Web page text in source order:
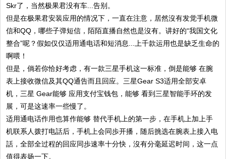
Skr了，当然极果君没有车...告别。
但是在极果君安装应用的情况下，一直在注意，居然沒有发觉手机微
信和QQ，哪些子弹短信，陌陌直播自然也是沒有。讲好的“我国文化
整合”呢？假如仅仅适用通电话和短消息...上千款运用也是缺乏生命的
啊喂！
但是，倘若你恰好考虑，有一款三星手机这一标准，倒是能够 在腕
表上接收微信及其QQ通告而且回应。三星Gear S3适用全部安卓
机，三星 Gear能够 应用支付宝钱包，能够 看到三星智能手环的发
展，可是这速率一些慢了。
适用通电话作用也算作能够 替代手机上的第一步，在手机上加上手
机联系人拨打电話后，手机上会同歩开播，随后挑选在腕表上接入电
話，全部全过程的回应同歩速率十分快，沒有分毫延迟时间，这一点
值得表扬一下。